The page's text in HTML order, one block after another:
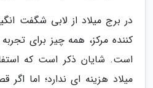
در برج میلاد از لابی شگفت
کننده مرکز، همه چیز برای
است. شایان ذکر است که
میلاد هزینه ای ندارد؛ اما